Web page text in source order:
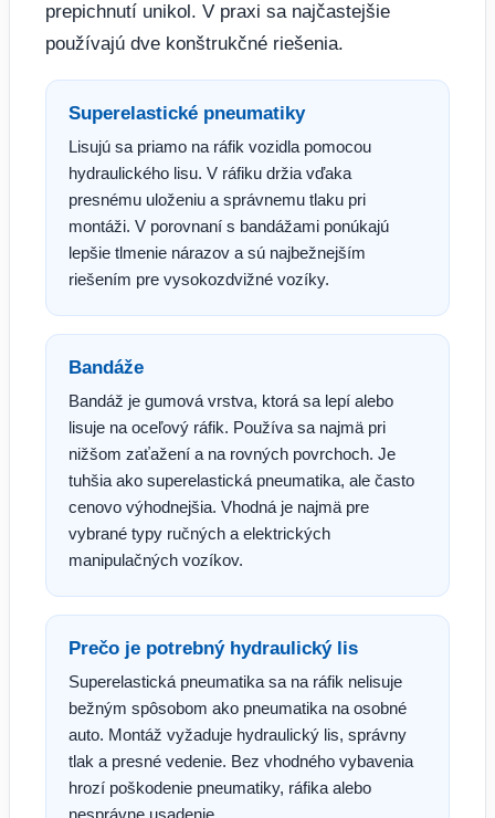
prepichnutí unikol. V praxi sa najčastejšie
používajú dve konštrukčné riešenia.
Superelastické pneumatiky
Lisujú sa priamo na ráfik vozidla pomocou
hydraulického lisu. V ráfiku držia vďaka
presnému uloženiu a správnemu tlaku pri
montáži. V porovnaní s bandážami ponúkajú
lepšie tlmenie nárazov a sú najbežnejším
riešením pre vysokozdvižné vozíky.
Bandáže
Bandáž je gumová vrstva, ktorá sa lepí alebo
lisuje na oceľový ráfik. Používa sa najmä pri
nižšom zaťažení a na rovných povrchoch. Je
tuhšia ako superelastická pneumatika, ale často
cenovo výhodnejšia. Vhodná je najmä pre
vybrané typy ručných a elektrických
manipulačných vozíkov.
Prečo je potrebný hydraulický lis
Superelastická pneumatika sa na ráfik nelisuje
bežným spôsobom ako pneumatika na osobné
auto. Montáž vyžaduje hydraulický lis, správny
tlak a presné vedenie. Bez vhodného vybavenia
hrozí poškodenie pneumatiky, ráfika alebo